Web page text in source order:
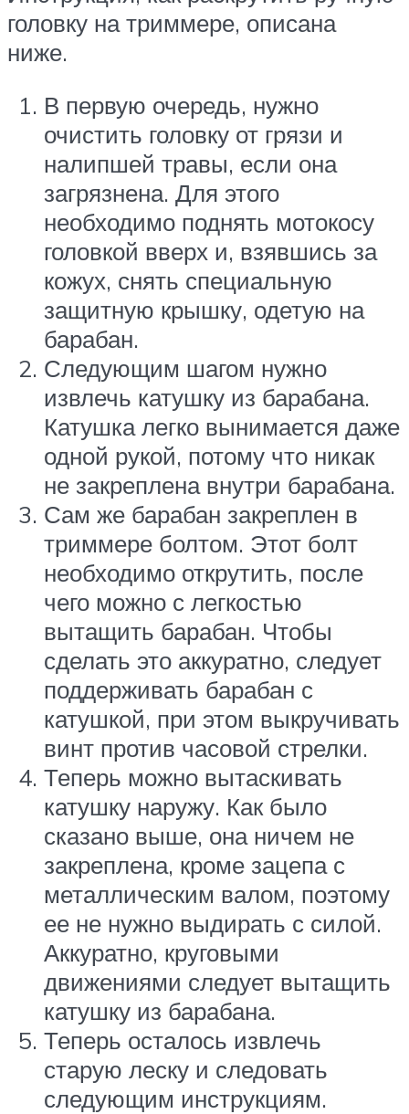
головку на триммере, описана
ниже.
В первую очередь, нужно
очистить головку от грязи и
налипшей травы, если она
загрязнена. Для этого
необходимо поднять мотокосу
головкой вверх и, взявшись за
кожух, снять специальную
защитную крышку, одетую на
барабан.
Следующим шагом нужно
извлечь катушку из барабана.
Катушка легко вынимается даже
одной рукой, потому что никак
не закреплена внутри барабана.
Сам же барабан закреплен в
триммере болтом. Этот болт
необходимо открутить, после
чего можно с легкостью
вытащить барабан. Чтобы
сделать это аккуратно, следует
поддерживать барабан с
катушкой, при этом выкручивать
винт против часовой стрелки.
Теперь можно вытаскивать
катушку наружу. Как было
сказано выше, она ничем не
закреплена, кроме зацепа с
металлическим валом, поэтому
ее не нужно выдирать с силой.
Аккуратно, круговыми
движениями следует вытащить
катушку из барабана.
Теперь осталось извлечь
старую леску и следовать
следующим инструкциям.